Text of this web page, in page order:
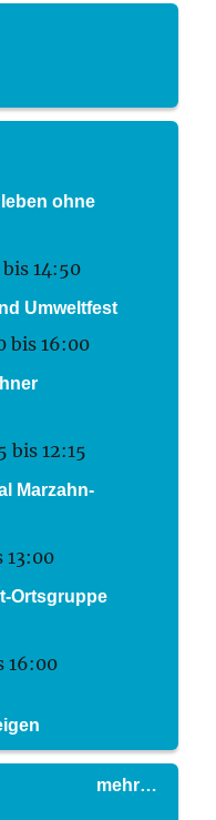
ohne
bis14:50
Umweltfest
bis16:00
bis12:15
Marzahn-
13:00
Ortsgruppe
16:00
mehr…